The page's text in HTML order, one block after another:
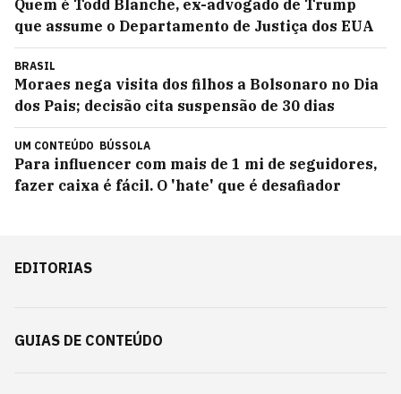
Quem é Todd Blanche, ex-advogado de Trump
que assume o Departamento de Justiça dos EUA
BRASIL
Moraes nega visita dos filhos a Bolsonaro no Dia
dos Pais; decisão cita suspensão de 30 dias
UM CONTEÚDO BÚSSOLA
Para influencer com mais de 1 mi de seguidores,
fazer caixa é fácil. O 'hate' que é desafiador
EDITORIAS
GUIAS DE CONTEÚDO